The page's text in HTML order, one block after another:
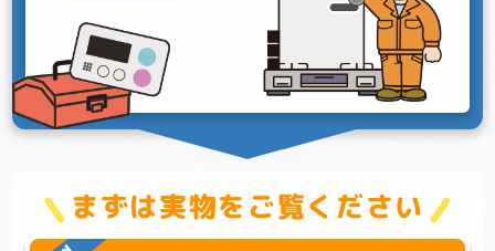
まずは実物をご覧ください